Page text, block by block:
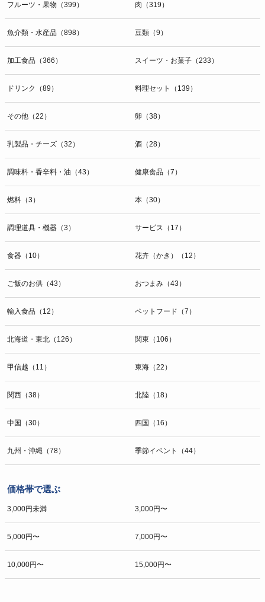
フルーツ・果物（399） 肉（319）
魚介類・水産品（898） 豆類（9）
加工食品（366） スイーツ・お菓子（233）
ドリンク（89） 料理セット（139）
その他（22） 卵（38）
乳製品・チーズ（32） 酒（28）
調味料・香辛料・油（43） 健康食品（7）
燃料（3） 本（30）
調理道具・機器（3） サービス（17）
食器（10） 花卉（かき）（12）
ご飯のお供（43） おつまみ（43）
輸入食品（12） ペットフード（7）
北海道・東北（126） 関東（106）
甲信越（11） 東海（22）
関西（38） 北陸（18）
中国（30） 四国（16）
九州・沖縄（78） 季節イベント（44）
価格帯で選ぶ
3,000円未満 3,000円〜
5,000円〜 7,000円〜
10,000円〜 15,000円〜